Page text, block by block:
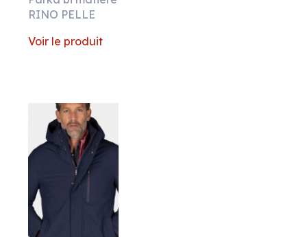
RINO PELLE
Voir le produit